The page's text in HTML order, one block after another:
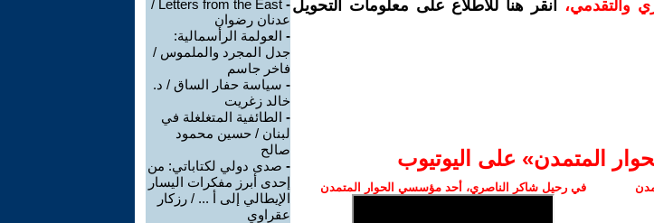
والتقدمي،
انقر هنا للاطلاع على معلومات التحويل
المتمدن» على اليوتيوب
في رحيل شاكر الناصري، أحد مؤسسي الحوار المتمدن
-
Letters from the East /
عدنان رضوان
- العولمة الرأسمالية:
جدل المجرد والملموس /
فاخر جاسم
- سياسة حفار الساق / د.
خالد زغريت
- الطائفية المتغلغلة في
لبنان / حسين محمود
صالح
- صدى دولي لكتاباتي: من
إحدى أبرز مفكرات اليسار
الإيطالي إلى أ ... / رزكار
عقراوي